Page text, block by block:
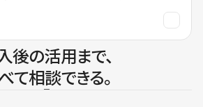
後の活用まで、
て相談できる。